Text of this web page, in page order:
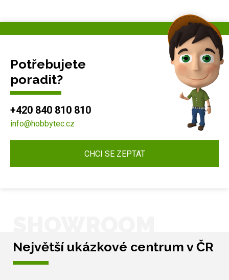
Potřebujete
poradit?
+420 840 810 810
info@hobbytec.cz
CHCI SE ZEPTAT
Největší ukázkové centrum v ČR